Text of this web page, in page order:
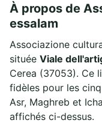
À propos de
essalam
Associazione
située Viale
Cerea (37053). Ce
fidèles pour les
Asr, Maghreb et
affichés ci-dessus.